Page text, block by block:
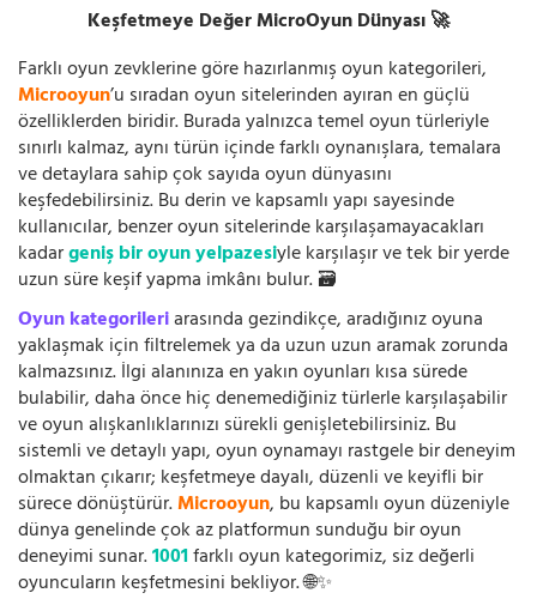
Keşfetmeye Değer MicroOyun Dünyası 🚀
Farklı oyun zevklerine göre hazırlanmış oyun kategorileri,
Microoyun’u sıradan oyun sitelerinden ayıran en güçlü
özelliklerden biridir. Burada yalnızca temel oyun türleriyle
sınırlı kalmaz, aynı türün içinde farklı oynanışlara, temalara
ve detaylara sahip çok sayıda oyun dünyasını
keşfedebilirsiniz. Bu derin ve kapsamlı yapı sayesinde
kullanıcılar, benzer oyun sitelerinde karşılaşamayacakları
kadargeniş bir oyun yelpazesiyle karşılaşır ve tek bir yerde
uzun süre keşif yapma imkânı bulur. 🗃️
Oyun kategorileriarasında gezindikçe, aradığınız oyuna
yaklaşmak için filtrelemek ya da uzun uzun aramak zorunda
kalmazsınız. İlgi alanınıza en yakın oyunları kısa sürede
bulabilir, daha önce hiç denemediğiniz türlerle karşılaşabilir
ve oyun alışkanlıklarınızı sürekli genişletebilirsiniz. Bu
sistemli ve detaylı yapı, oyun oynamayı rastgele bir deneyim
olmaktan çıkarır; keşfetmeye dayalı, düzenli ve keyifli bir
sürece dönüştürür.Microoyun, bu kapsamlı oyun düzeniyle
dünya genelinde çok az platformun sunduğu bir oyun
deneyimi sunar.1001farklı oyun kategorimiz, siz değerli
oyuncuların keşfetmesini bekliyor. 🌐✨